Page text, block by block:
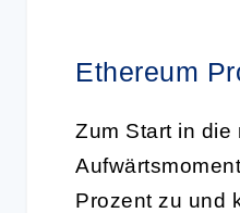
Ethereum
Zum Start in die
Prozent zu und